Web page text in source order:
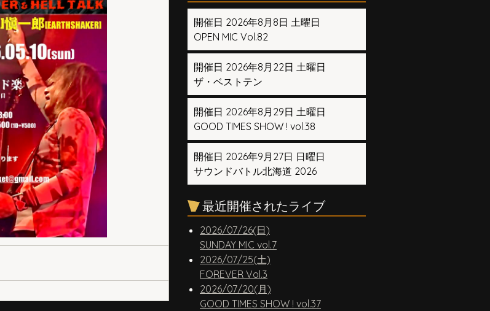
開催日 2026年8月8日 土曜日
OPEN MIC Vol.82
開催日 2026年8月22日 土曜日
ザ・ベストテン
開催日 2026年8月29日 土曜日
GOOD TIMES SHOW ! vol.38
開催日 2026年9月27日 日曜日
サウンドバトル北海道 2026
最近開催されたライブ
2026/07/26(日)
SUNDAY MIC vol.7
2026/07/25(土)
FOREVER Vol.3
2026/07/20(月)
GOOD TIMES SHOW ! vol.37